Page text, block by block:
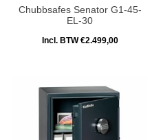
Chubbsafes Senator G1-45-
EL-30
Incl. BTW €2.499,00